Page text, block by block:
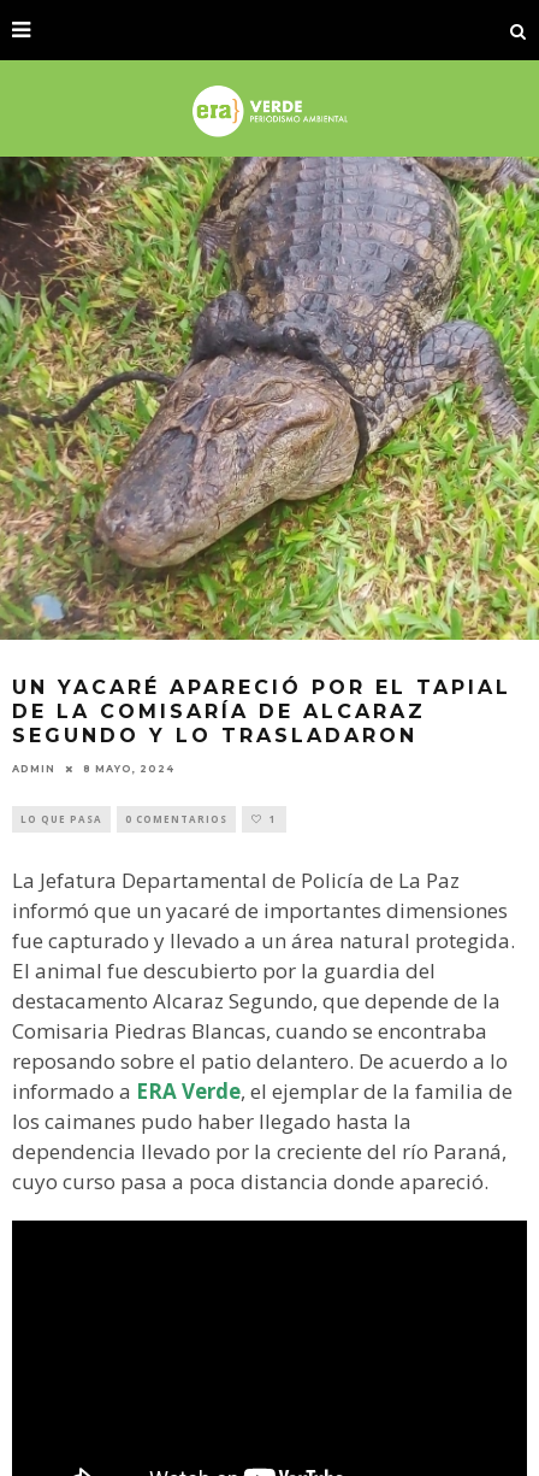
UN YACARÉ APARECIÓ POR EL TAPIAL
DE LA COMISARÍA DE ALCARAZ
SEGUNDO Y LO TRASLADARON
ADMIN 8 MAYO, 2024
LO QUE PASA 0 COMENTARIOS 1
La Jefatura Departamental de Policía de La Paz
informó que un yacaré de importantes dimensiones
fue capturado y llevado a un área natural protegida.
El animal fue descubierto por la guardia del
destacamento Alcaraz Segundo, que depende de la
Comisaria Piedras Blancas, cuando se encontraba
reposando sobre el patio delantero. De acuerdo a lo
informado a ERA Verde, el ejemplar de la familia de
los caimanes pudo haber llegado hasta la
dependencia llevado por la creciente del río Paraná,
cuyo curso pasa a poca distancia donde apareció.